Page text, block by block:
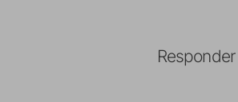
Responder